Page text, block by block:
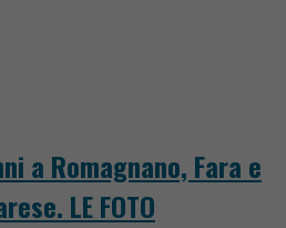
a Romagnano, Fara e
LE FOTO